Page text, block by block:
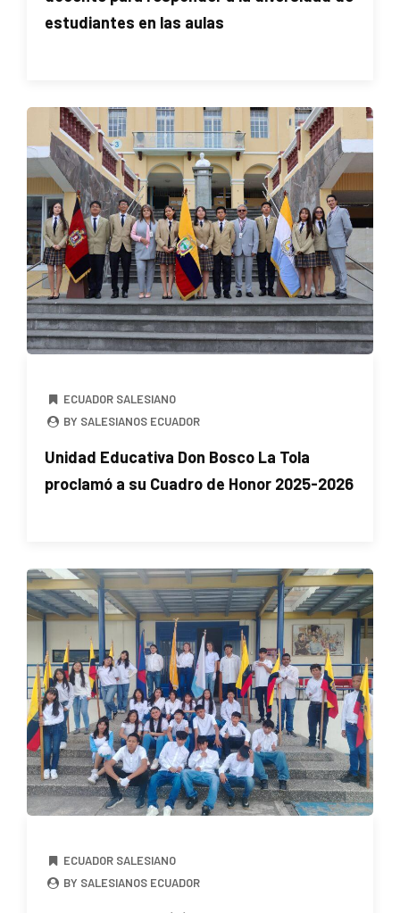
estudiantes en las aulas
ECUADOR SALESIANO
BY SALESIANOS ECUADOR
Unidad Educativa Don Bosco La Tola
proclamó a su Cuadro de Honor 2025-2026
ECUADOR SALESIANO
BY SALESIANOS ECUADOR